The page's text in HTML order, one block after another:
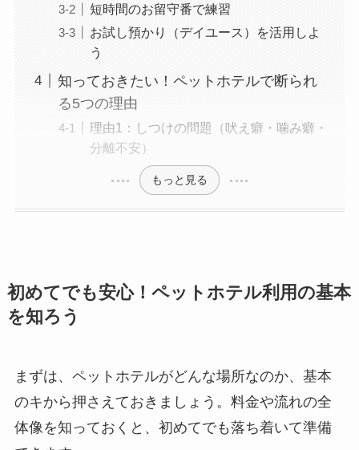
短時間のお留守番で練習
お試し預かり（デイユース）を活用しよ
う
知っておきたい！ペットホテルで断られ
る5つの理由
理由1：しつけの問題（吠え癖・噛み癖・
分離不安）
もっと見る
初めてでも安心！ペットホテル利用の基本
を知ろう
まずは、ペットホテルがどんな場所なのか、基本
のキから押さえておきましょう。料金や流れの全
体像を知っておくと、初めてでも落ち着いて準備